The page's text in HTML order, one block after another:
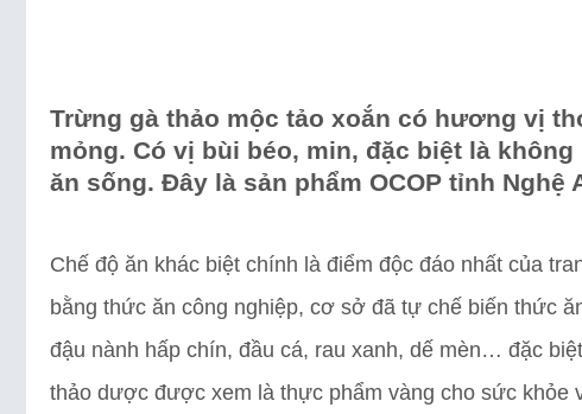
Trừng gà thảo mộc tảo xoắn có hương vị
mỏng. Có vị bùi béo, min, đặc biệt là
ăn sống. Đây là sản phẩm OCOP tỉnh Nghệ
Chế độ ăn khác biệt chính là điểm độc đáo nhất của
bằng thức ăn công nghiệp, cơ sở đã tự chế biến thức
đậu nành hấp chín, đầu cá, rau xanh, dế mèn… đặc
thảo dược được xem là thực phẩm vàng cho sức khỏe